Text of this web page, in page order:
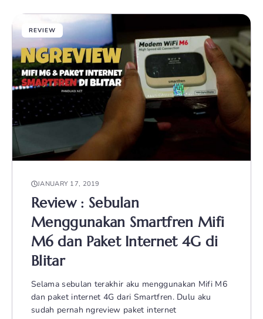
REVIEW
JANUARY 17, 2019
Review : Sebulan
Menggunakan Smartfren Mifi
M6 dan Paket Internet 4G di
Blitar
Selama sebulan terakhir aku menggunakan Mifi M6
dan paket internet 4G dari Smartfren. Dulu aku
sudah pernah ngreview paket internet